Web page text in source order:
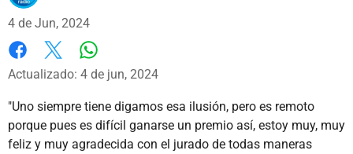
4 de Jun, 2024
Facebook
X
Actualizado: 4 de jun, 2024
"Uno siempre tiene digamos esa ilusión, pero es remoto
porque pues es difícil ganarse un premio así, estoy muy, muy
feliz y muy agradecida con el jurado de todas maneras